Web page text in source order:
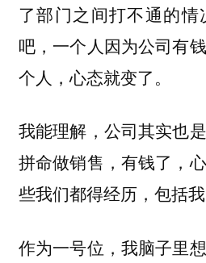
了部门之间打不通的情
吧，一个人因为公司有
个人，心态就变了。
我能理解，公司其实也
拼命做销售，有钱了，
些我们都得经历，包括我
作为一号位，我脑子里